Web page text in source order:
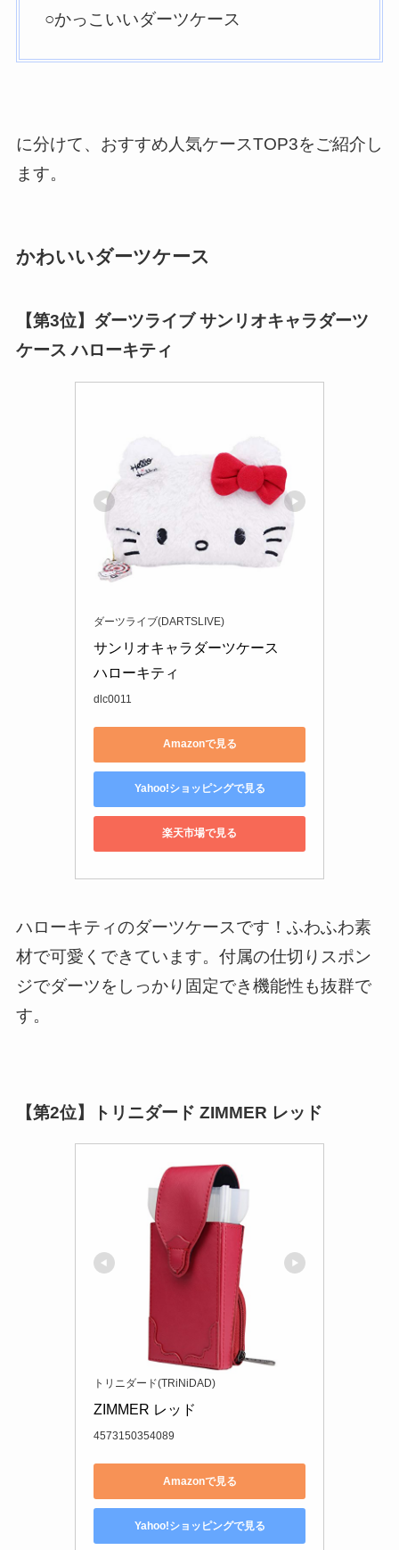
○かっこいいダーツケース
に分けて、おすすめ人気ケースTOP3をご紹介し
ます。
かわいいダーツケース
【第3位】ダーツライブ サンリオキャラダーツ
ケース ハローキティ
ダーツライブ(DARTSLIVE)
サンリオキャラダーツケース
ハローキティ
dlc0011
Amazonで見る
Yahoo!ショッピングで見る
楽天市場で見る
ハローキティのダーツケースです！ふわふわ素
材で可愛くできています。付属の仕切りスポン
ジでダーツをしっかり固定でき機能性も抜群で
す。
【第2位】トリニダード ZIMMER レッド
トリニダード(TRiNiDAD)
ZIMMER レッド
4573150354089
Amazonで見る
Yahoo!ショッピングで見る